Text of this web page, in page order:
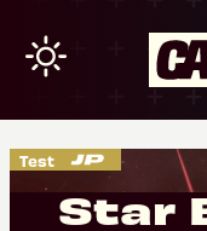
Test
Star